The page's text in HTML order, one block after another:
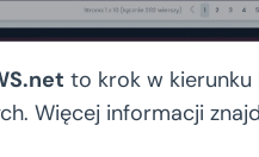
to krok w kierunku
Więcej informacji